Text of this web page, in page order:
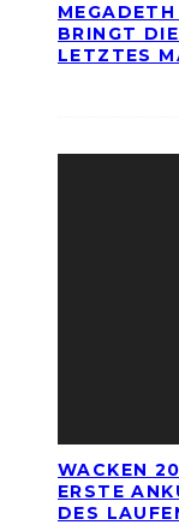
BRINGT
LETZTES
WACKEN
ERSTE
DES